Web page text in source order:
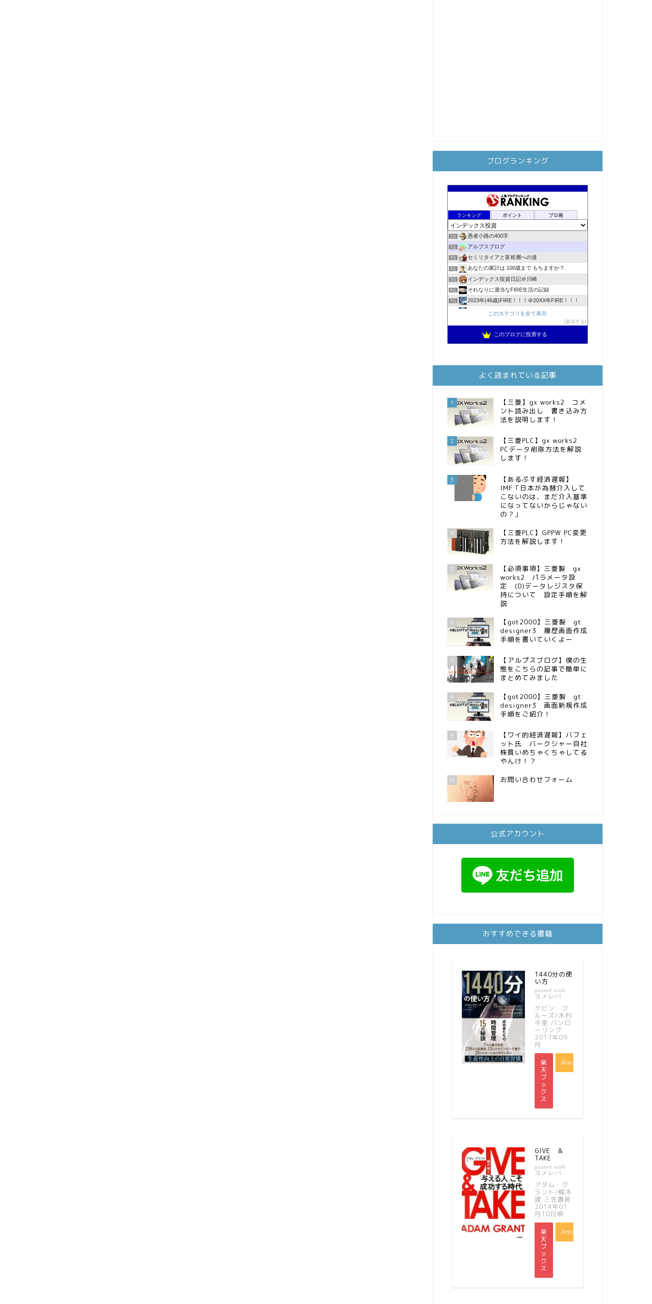
ブログランキング
ランキング ポイント ブロ画
1位 愚者小路の400字
2位 アルプスブログ
3位 セミリタイアと富裕層への道
4位 あなたの家計は 100歳まで もちますか？
5位 インデックス投資日記＠川崎
6位 それなりに適当なFIRE生活の記録
7位 2023年(46歳)FIRE！！！＠20XX年FIRE！！！
3階建ての資産形成
スパコンSEが効率的投資で一家セミリタイアするブログ
11位 お金に困らない生活（インデックス投資ブログ）
13位 MBAのインデックス投資日記
FPが実践するお金の知恵を磨く勉強会
15位 インデックス投資でも富裕層
このカテゴリを全て表示
参加する
このブログに投票する
よく読まれている記事
1
【三菱】gx works2 コメ
ント読み出し 書き込み方
法を説明します！
2
【三菱PLC】gx works2
PCデータ削除方法を解説
します！
3
【あるぷす経済遅報】
IMF「日本が為替介入して
こないのは、まだ介入基準
になってないからじゃない
の？」
4
【三菱PLC】GPPW PC変更
方法を解説します！
5
【必須事項】三菱製 gx
works2 パラメータ設
定 (D)データレジスタ保
持について 設定手順を解
説
6
【got2000】三菱製 gt
designer3 履歴画面作成
手順を書いていくよー
7
【アルプスブログ】僕の生
態をこちらの記事で簡単に
まとめてみました
8
【got2000】三菱製 gt
designer3 画面新規作成
手順をご紹介！
9
【ワイ的経済遅報】バフェ
ット氏 バークシャー自社
株買いめちゃくちゃしてる
やんけ！？
10 お問い合わせフォーム
公式アカウント
おすすめできる書籍
1440分の使
い方
posted with
ヨメレバ
ケビン・ク
ルーズ/木村
千里 パンロ
ーリング
2017年09
月
楽
天
ブ
ッ
ク
ス
Amazon
GIVE ＆
TAKE
posted with
ヨメレバ
アダム・グ
ラント/楠木
建 三笠書房
2014年01
月10日頃
楽
天
ブ
ッ
ク
ス
Amazon